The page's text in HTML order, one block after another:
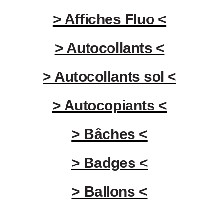
> Affiches Fluo <
> Autocollants <
> Autocollants sol <
> Autocopiants <
> Bâches <
> Badges <
> Ballons <